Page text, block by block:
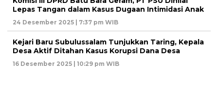
Lepas Tangan dalam Kasus Dugaan Intimidasi Anak
24 Desember 2025 | 7:37 pm WIB
Kejari Baru Subulussalam Tunjukkan Taring, Kepala
Desa Aktif Ditahan Kasus Korupsi Dana Desa
16 Desember 2025 | 10:29 pm WIB